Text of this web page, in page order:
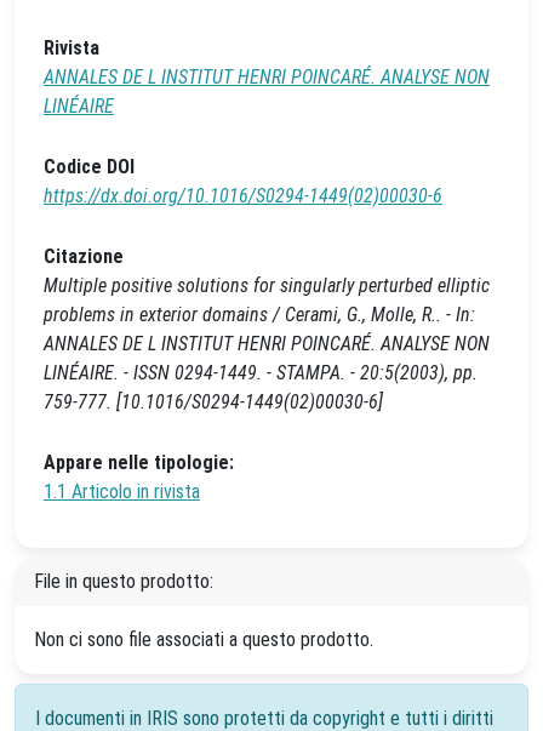
Rivista
ANNALES DE L INSTITUT HENRI POINCARÉ. ANALYSE NON
LINÉAIRE
Codice DOI
https://dx.doi.org/10.1016/S0294-1449(02)00030-6
Citazione
Multiple positive solutions for singularly perturbed elliptic
problems in exterior domains / Cerami, G., Molle, R.. - In:
ANNALES DE L INSTITUT HENRI POINCARÉ. ANALYSE NON
LINÉAIRE. - ISSN 0294-1449. - STAMPA. - 20:5(2003), pp.
759-777. [10.1016/S0294-1449(02)00030-6]
Appare nelle tipologie:
1.1 Articolo in rivista
File in questo prodotto:
Non ci sono file associati a questo prodotto.
I documenti in IRIS sono protetti da copyright e tutti i diritti